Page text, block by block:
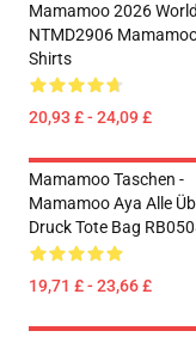
Mamamoo 2026
NTMD2906
Shirts
20,93 £ - 24,09 £
Mamamoo Taschen -
Mamamoo Aya Alle
Druck Tote Bag
19,71 £ - 23,66 £